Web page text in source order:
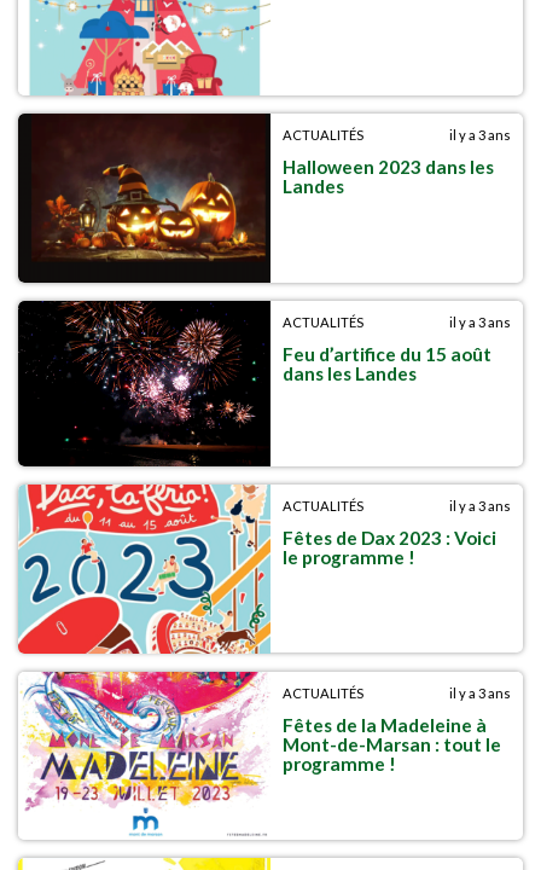
ACTUALITÉS il y a 3 ans
Halloween 2023 dans les
Landes
ACTUALITÉS il y a 3 ans
Feu d’artifice du 15 août
dans les Landes
ACTUALITÉS il y a 3 ans
Fêtes de Dax 2023 : Voici
le programme !
ACTUALITÉS il y a 3 ans
Fêtes de la Madeleine à
Mont-de-Marsan : tout le
programme !